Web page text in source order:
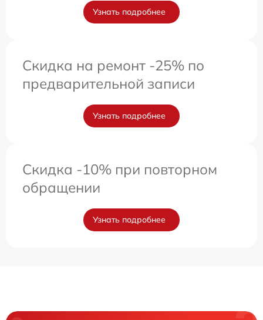
Узнать подробнее
Скидка на ремонт -25% по
предварительной записи
Узнать подробнее
Скидка -10% при повторном
обращении
Узнать подробнее